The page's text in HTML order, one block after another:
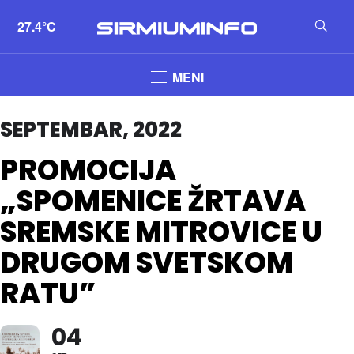
27.4°C
MENI
SEPTEMBAR, 2022
PROMOCIJA
„SPOMENICE ŽRTAVA
SREMSKE MITROVICE U
DRUGOM SVETSKOM
RATU”
04